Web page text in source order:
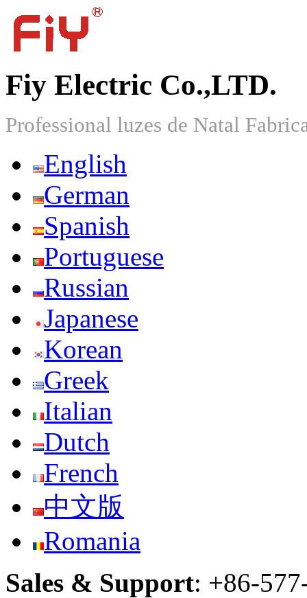
Fiy Electric Co.,LTD.
Professional luzes de Natal
English
German
Spanish
Portuguese
Russian
Japanese
Korean
Greek
Italian
Dutch
French
中文版
Romania
Sales & Support: +86-